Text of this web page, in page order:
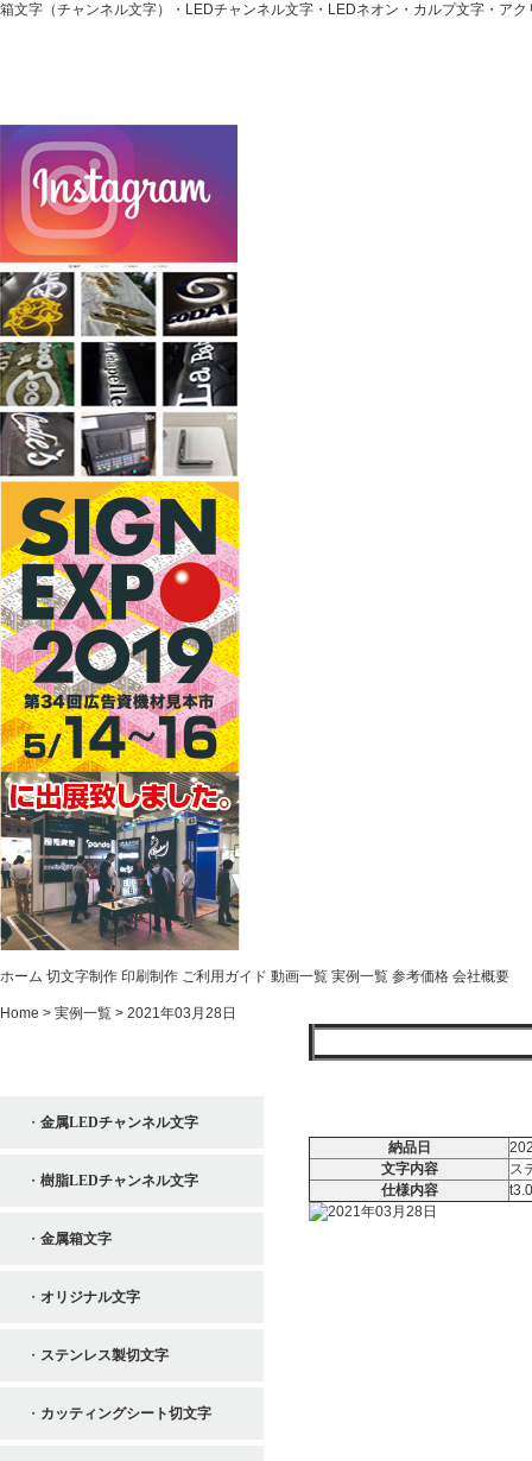
箱文字（チャンネル文字）・LEDチャンネル文字・LEDネオン・カルプ文字・ア
ホーム 切文字制作 印刷制作 ご利用ガイド 動画一覧 実例一覧 参考価格 会社概要
Home > 実例一覧 > 2021年03月28日
金属LEDチャンネル文字
樹脂LEDチャンネル文字
金属箱文字
オリジナル文字
ステンレス製切文字
カッティングシート切文字
納品日
文字内容
ス
仕様内容